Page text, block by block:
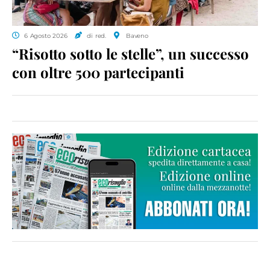
6 Agosto 2026 di red. Baveno
“Risotto sotto le stelle”, un successo
con oltre 500 partecipanti